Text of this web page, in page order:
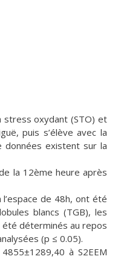
stress oxydant (STO) et
puis s’élève avec la
données existent sur la
la 12ème heure après
de 48h, ont été
blancs (TGB), les
été déterminés au repos
(p ≤ 0.05).
à S2EEM